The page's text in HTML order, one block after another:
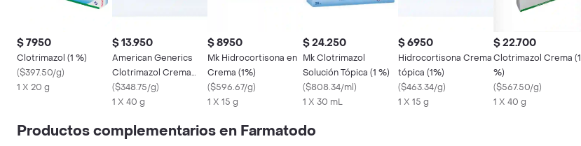
$ 7950
Clotrimazol (1 %)
($397.50/g)
1 X 20 g
$ 13.950
American Generics
Clotrimazol Crema
Tópica (1 %)
($348.75/g)
1 X 40 g
$ 8950
Mk Hidrocortisona en
Crema (1%)
($596.67/g)
1 X 15 g
$ 24.250
Mk Clotrimazol
Solución Tópica (1 %)
($808.34/ml)
1 X 30 mL
$ 6950
Hidrocortisona Crema
tópica (1%)
($463.34/g)
1 X 15 g
$ 22.700
Clotrimazol Crema (1
%)
($567.50/g)
1 X 40 g
Productos complementarios en Farmatodo